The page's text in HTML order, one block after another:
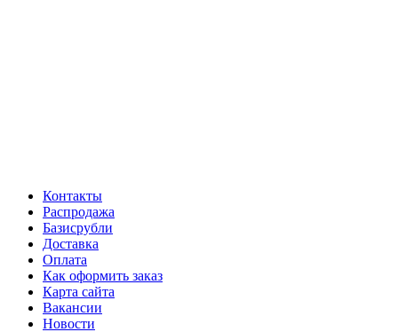
Контакты
Распродажа
Базисрубли
Доставка
Оплата
Как оформить заказ
Карта сайта
Вакансии
Новости